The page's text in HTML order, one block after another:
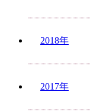
2018年
2017年